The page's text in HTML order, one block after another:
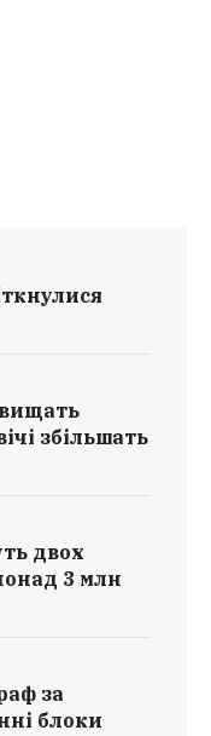
збільшать
двох
3 млн
за
блоки